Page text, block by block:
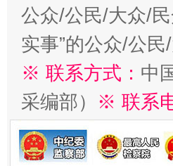
公众/公民/大众/
实事”的公众/公
※ 联系方式： 中
采编部） ※ 联系